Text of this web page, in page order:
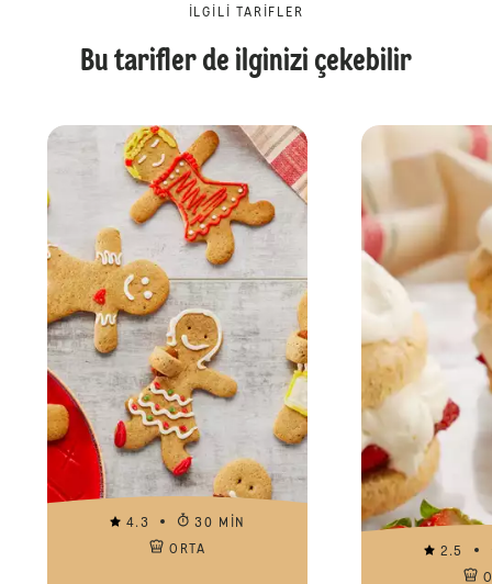
İLGILI TARIFLER
Bu tarifler de ilginizi çekebilir
4.3
30 MIN
ORTA
2.5